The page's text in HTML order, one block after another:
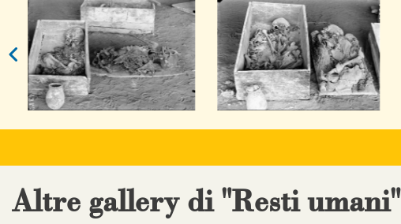
Altre gallery di "Resti umani"